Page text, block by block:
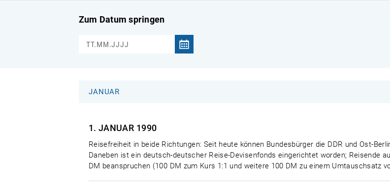
Zum Datum springen
JANUAR
1. JANUAR 1990
Reisefreiheit in beide Richtungen: Seit heute können Bundesbürger die DDR und Ost-
Daneben ist ein deutsch-deutscher Reise-Devisenfonds eingerichtet worden; Reisende
DM beanspruchen (100 DM zum Kurs 1:1 und weitere 100 DM zu einem Umtauschsatz